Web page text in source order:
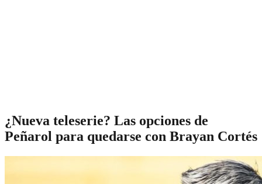
¿Nueva teleserie? Las opciones de
Peñarol para quedarse con Brayan Cortés